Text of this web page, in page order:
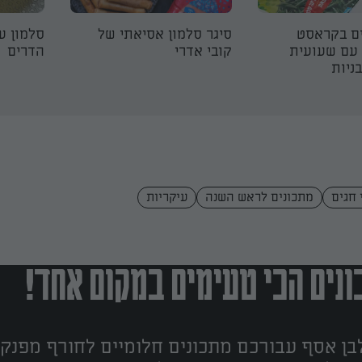
בקראסט
עם שעועית
סיגר סלמון אסיאתי של
קובי אדרי
סלמון
הדרים
חגים מתכונים לראש השנה עיקריות
הכי טעימים במקום אחד!
אסף עבורכם מתכונים חלומיים לחורף